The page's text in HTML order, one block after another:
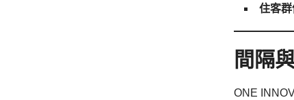
住客群
間隔
ONE